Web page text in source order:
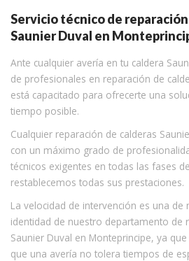
Servicio técnico de
Saunier Duval en
Ante cualquier avería en tu caldera
de profesionales en reparación de
está capacitado para ofrecerte una
tiempo posible.
Cualquier reparación de calderas
con un máximo grado de
técnicos exigentes en todas las fases
restablecemos todas sus prestaciones.
La velocidad de intervención es una de
identidad de nuestro departamento de
Saunier Duval en Monteprincipe, ya
que una avería no tolera tiempos de